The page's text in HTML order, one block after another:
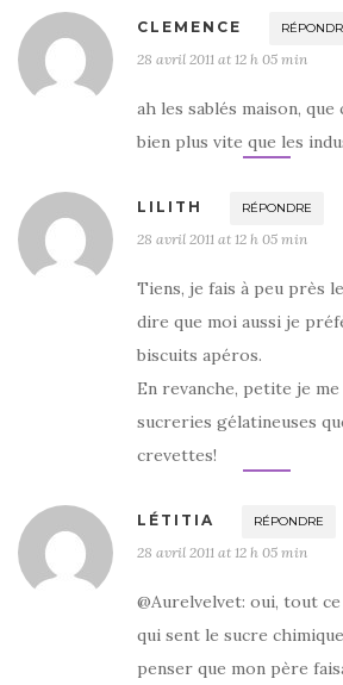
CLEMENCE
28 avril 2011 at 12 h 05 min
ah les sablés maison,
bien plus vite que les
LILITH RÉPONDRE
28 avril 2011 at 12 h 05 min
Tiens, je fais à peu près
dire que moi aussi je
biscuits apéros.
En revanche, petite je
sucreries gélatineuses
crevettes!
LÉTITIA RÉPONDRE
28 avril 2011 at 12 h 05 min
@Aurelvelvet: oui, tout
qui sent le sucre
penser que mon père